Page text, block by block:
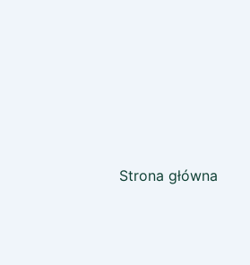
Strona główna